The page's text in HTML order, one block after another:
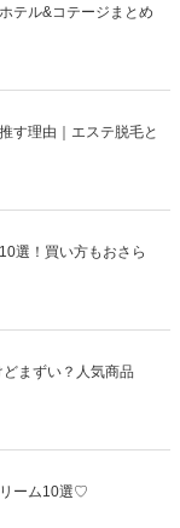
テル&コテージまとめ
す理由｜エステ脱毛と
選！買い方もおさら
まずい？人気商品
リーム10選♡